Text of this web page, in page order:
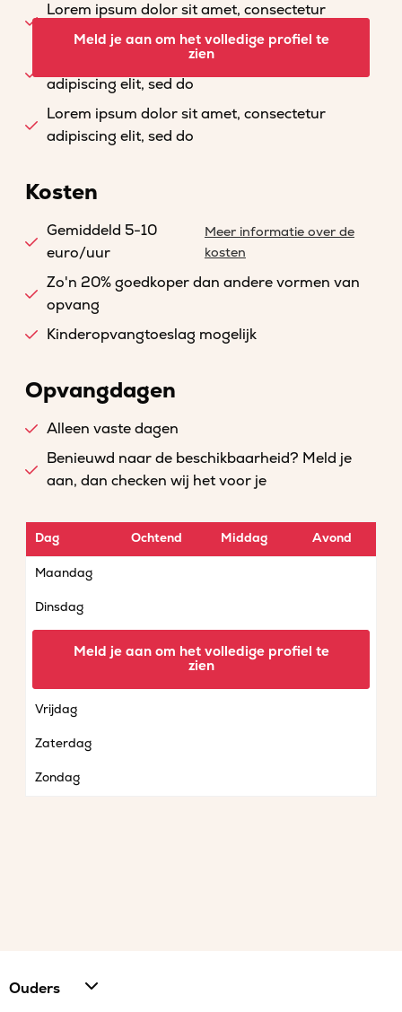
Lorem ipsum dolor sit amet, consectetur
adipiscing elit, sed do
Lorem ipsum dolor sit amet, consectetur
adipiscing elit, sed do
Lorem ipsum dolor sit amet, consectetur
adipiscing elit, sed do
Meld je aan om het volledige profiel te
zien
Kosten
Gemiddeld 5-10
euro/uur
Meer informatie over de
kosten
Zo'n 20% goedkoper dan andere vormen van
opvang
Kinderopvangtoeslag mogelijk
Opvangdagen
Alleen vaste dagen
Benieuwd naar de beschikbaarheid? Meld je
aan, dan checken wij het voor je
Dag Ochtend Middag Avond
Maandag
Dinsdag
Vrijdag
Zaterdag
Zondag
Meld je aan om het volledige profiel te
zien
Ouders